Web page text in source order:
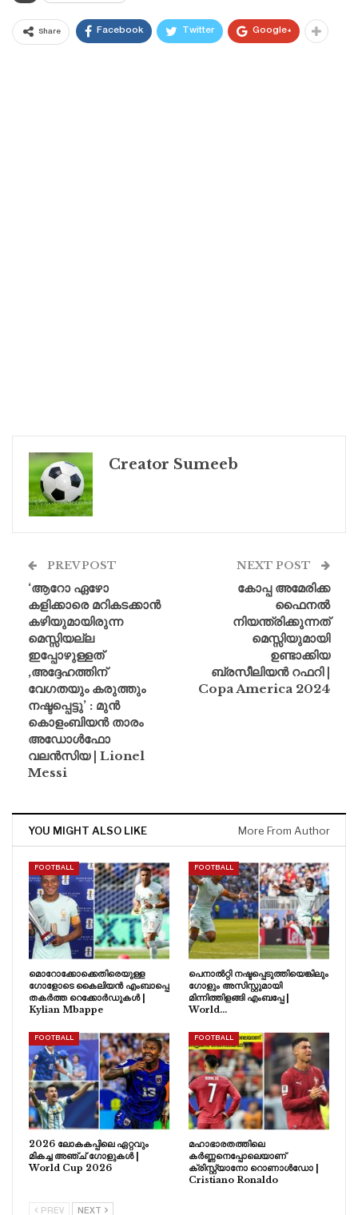
Share Facebook Twitter Google+
Creator Sumeeb
PREV POST
‘ആറോ ഏഴോ
കളിക്കാരെ മറികടക്കാൻ
കഴിയുമായിരുന്ന
മെസ്സിയല്ല
ഇപ്പോഴുള്ളത്
,അദ്ദേഹത്തിന്
വേഗതയും കരുത്തും
നഷ്ടപ്പെട്ടു’ : മുന്‍
കൊളംബിയന്‍ താരം
അഡോള്‍ഫോ
വലന്‍സിയ | Lionel
Messi
NEXT POST
കോപ്പ അമേരിക്ക
ഫൈനൽ
നിയന്ത്രിക്കുന്നത്
മെസ്സിയുമായി
ഉണ്ടാക്കിയ
ബ്രസീലിയൻ റഫറി |
Copa America 2024
YOU MIGHT ALSO LIKE More From Author
FOOTBALL
മൊറോക്കോക്കെതിരെയുള്ള
ഗോളോടെ കൈലിയൻ എംബാപ്പെ
തകർത്ത റെക്കോർഡുകൾ |
Kylian Mbappe
FOOTBALL
പെനാൽറ്റി നഷ്ടപ്പെടുത്തിയെങ്കിലും
ഗോളും അസിസ്റ്റുമായി
മിന്നിത്തിളങ്ങി എംബപ്പേ |
World…
FOOTBALL
2026 ലോകകപ്പിലെ ഏറ്റവും
മികച്ച അഞ്ച് ഗോളുകൾ |
World Cup 2026
FOOTBALL
മഹാഭാരതത്തിലെ
കർണ്ണനെപ്പോലെയാണ്
ക്രിസ്റ്റ്യാനോ റൊണാൾഡോ |
Cristiano Ronaldo
PREV NEXT